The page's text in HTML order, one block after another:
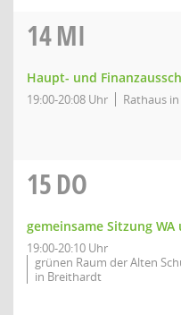
14MI
Haupt- und
19:00-20:08 Uhr Rathaus
15DO
gemeinsame Sitzung WA
19:00-20:10 Uhr
grünen Raum der Alten
in Breithardt